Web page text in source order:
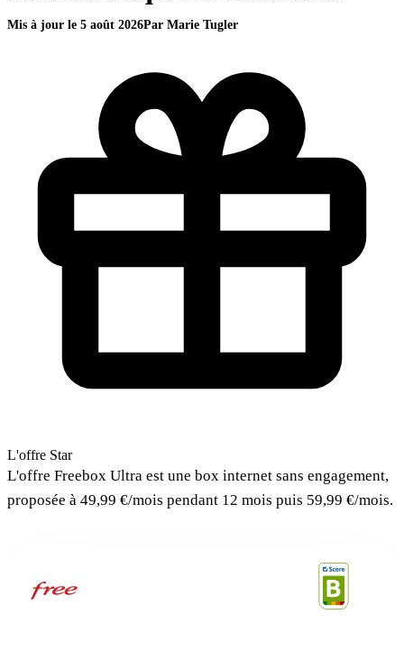
Mis à jour le 5 août 2026Par Marie Tugler
L'offre Star
L'offre Freebox Ultra est une box internet sans engagement,
proposée à 49,99 €/mois pendant 12 mois puis 59,99 €/mois.